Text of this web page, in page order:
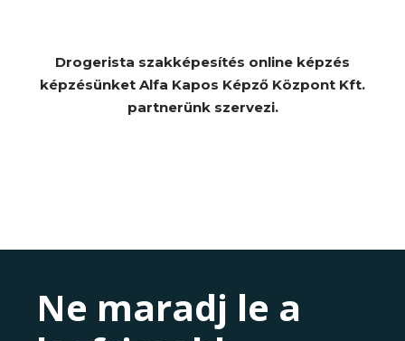
Drogerista szakképesítés online képzés
képzésünket Alfa Kapos Képző Központ Kft.
partnerünk szervezi.
Ne maradj le a